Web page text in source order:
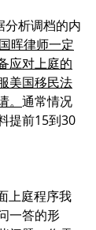
分析调档的内
晖律师一定
应对上庭的
美国移民法
通常情况
提前15到30
上庭程序我
一答的形